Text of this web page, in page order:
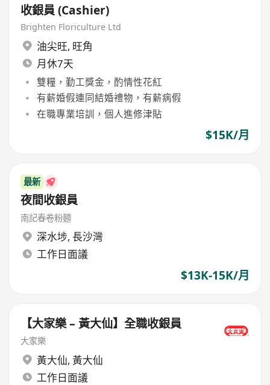
收銀員 (Cashier)
Brighten Floriculture Ltd
油尖旺, 旺角
月休7天
雙糧，勤工獎金，酌情性花紅
有薪婚假連同結婚禮物，有薪病假
在職專業培訓，個人進修津貼
$15K/月
最新
夜間收銀員
南記春卷粉麵
深水埗, 長沙灣
工作日面議
$13K-15K/月
【大家樂 – 黃大仙】全職收銀員
大家樂
黃大仙, 黃大仙
工作日面議